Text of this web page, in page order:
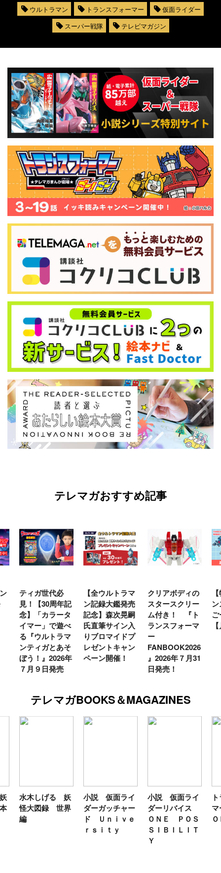
ウルトラマン トランスフォーマー
仮面ライダー
スーパー戦隊
テレビマガジン
テレマガおすすめ記事
【全ウルトラマ
ン記録大鑑発売
記念】森次晃嗣
氏直筆サイン入
りブロマイドプ
レゼントキャン
ペーン開催！
クリアボディの
スタースクリー
ム付き！ 『ト
ランスフォーマ
ー
FANBOOK2026
』2026年７月31
【特別編】トラ
ンスフォーマー
ごー！ごー！
【月イチ更新】
♡
テレマガBOOKS＆MAGAZINES
小説 仮面ライ
ダーガッチャー
ド Ｕｎｉｖｅ
小説 仮面ライ
ダーリバイス
ＯＮＥ ＰＯＳ
ＳＩＢＩＬＩＴ
トランスフォー
マーＦＡＮＢＯ
ＯＫ２０２６